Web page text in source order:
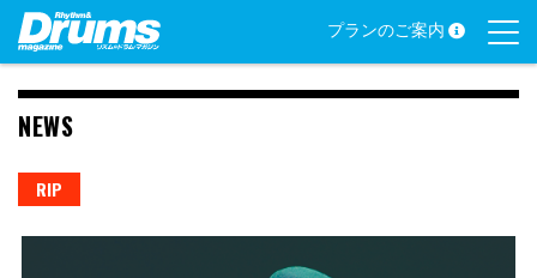
Skip
content
プランのご案内
NEWS
RIP